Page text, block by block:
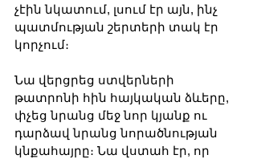
չէին նկատում, լսում էր այն, ինչ
պատմության շերտերի տակ էր
կորչում։
Նա վերցրեց ստվերների
թատրոնի հին հայկական ձևերը,
փչեց նրանց մեջ նոր կյանք ու
դարձավ նրանց նորածնության
կնքահայրը։ Նա վստահ էր, որ